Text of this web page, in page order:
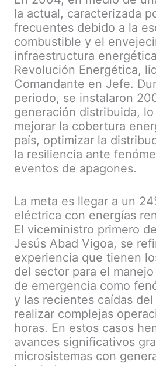
la actual, caracterizada
frecuentes debido a la
combustible y el
infraestructura
Revolución Energética,
Comandante en Jefe.
periodo, se instalaron
generación distribuida,
mejorar la cobertura
país, optimizar la
la resiliencia ante
eventos de apagones.
La meta es llegar a un
eléctrica con energías
El viceministro primero
Jesús Abad Vigoa, se
experiencia que tienen
del sector para el
de emergencia como
y las recientes caídas
realizar complejas
horas. En estos casos
avances significativos
microsistemas con